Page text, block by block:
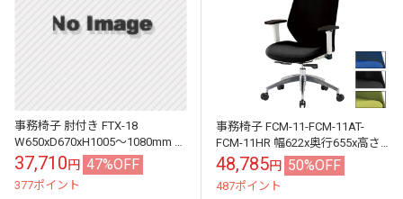
事務椅子 肘付き FTX-18
W650xD670xH1005～1080mm ビ
ニールレザー 肘付 オフィスチェ
ア デスクチェア ...
37,710円 47%OFF
377ポイント
事務椅子 FCM-11-FCM-11AT-
FCM-11HR 幅622x奥行655x高さ
1170～1270mm 座面高435～
535...
48,785円 50%OFF
487ポイント